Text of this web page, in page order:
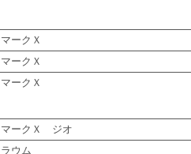
マークＸ
マークＸ
マークＸ
マークＸ ジオ
ラウム